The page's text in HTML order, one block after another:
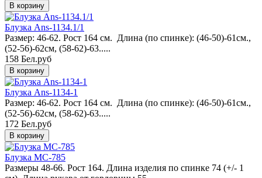
Блузка Ans-1134.1/1
Размер: 46-62. Рост 164 см. Длина (по спинке): (46-50)-61см.,
(52-56)-62см, (58-62)-63.....
158 Бел.руб
Блузка Ans-1134-1
Размер: 46-62. Рост 164 см. Длина (по спинке): (46-50)-61см.,
(52-56)-62см, (58-62)-63.....
172 Бел.руб
Блузка MC-785
Размеры 48-66. Рост 164. Длина изделия по спинке 74 (+/- 1